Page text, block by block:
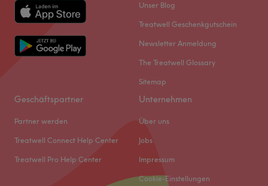
Unser Blog
Treatwell Geschenkgutschein
Newsletter Anmeldung
The Treatwell Glossary
Sitemap
Geschäftspartner
Partner werden
Treatwell Connect Help Center
Treatwell Pro Help Center
Unternehmen
Über uns
Jobs
Impressum
Cookie-Einstellungen